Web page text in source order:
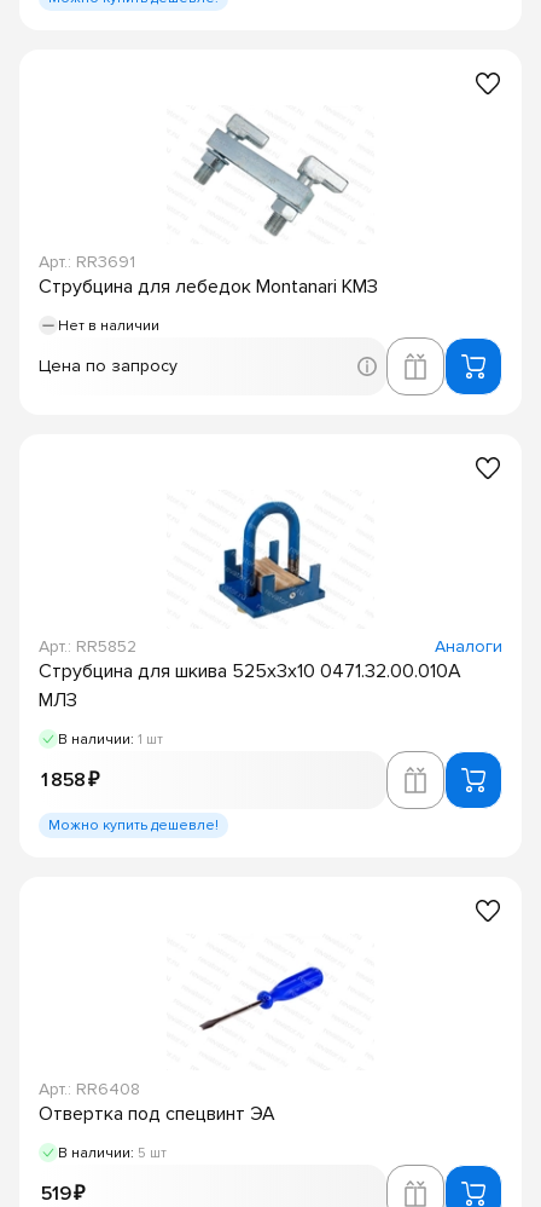
Арт.: RR3691
Струбцина для лебедок Montanari КМЗ
Нет в наличии
Цена по запросу
Арт.: RR5852 Аналоги
Струбцина для шкива 525х3х10 0471.32.00.010А
МЛЗ
В наличии: 1 шт
1 858 ₽
Можно купить дешевле!
Арт.: RR6408
Отвертка под спецвинт ЭА
В наличии: 5 шт
519 ₽